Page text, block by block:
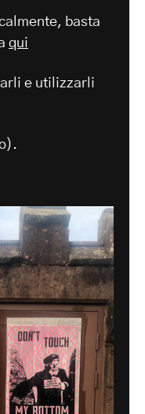
basta
qui
e utilizzarli